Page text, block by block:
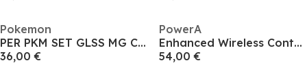
Pokemon
PER PKM SET GLSS MG COAST
36,00 €
PowerA
Enhanced Wireless Controller for Nintendo Switch - Pikachu Garden
54,00 €